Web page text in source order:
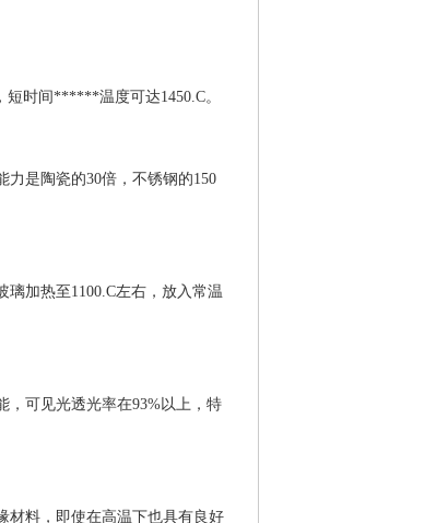
短时间******温度可达1450.C。
是陶瓷的30倍，不锈钢的150
加热至1100.C左右，放入常温
，可见光透光率在93%以上，特
材料，即使在高温下也具有良好